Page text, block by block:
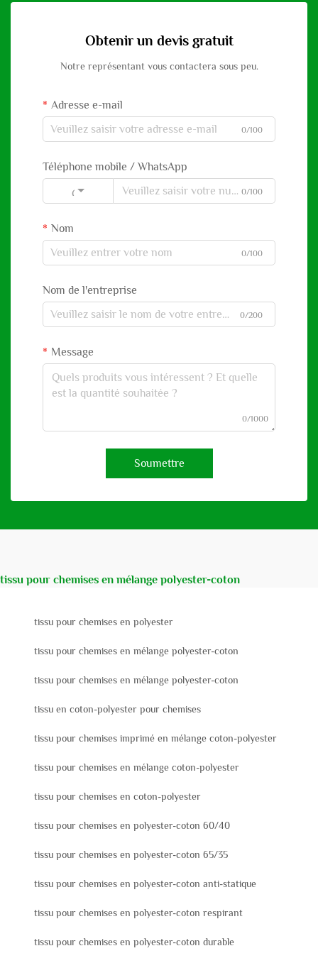
Obtenir un devis gratuit
Notre représentant vous contactera sous peu.
Adresse e-mail
0/100
Téléphone mobile / WhatsApp
Code 0/100
Nom
0/100
Nom de l'entreprise
0/200
Message
0/1000
Soumettre
tissu pour chemises en mélange polyester-coton
tissu pour chemises en polyester
tissu pour chemises en mélange polyester-coton
tissu pour chemises en mélange polyester-coton
tissu en coton-polyester pour chemises
tissu pour chemises imprimé en mélange coton-polyester
tissu pour chemises en mélange coton-polyester
tissu pour chemises en coton-polyester
tissu pour chemises en polyester-coton 60/40
tissu pour chemises en polyester-coton 65/35
tissu pour chemises en polyester-coton anti-statique
tissu pour chemises en polyester-coton respirant
tissu pour chemises en polyester-coton durable